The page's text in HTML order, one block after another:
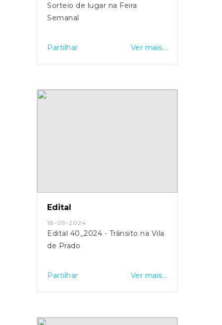
Sorteio de lugar na Feira
Semanal
Partilhar Ver mais...
Edital
18-09-2024
Edital 40_2024 - Trânsito na Vila
de Prado
Partilhar Ver mais...